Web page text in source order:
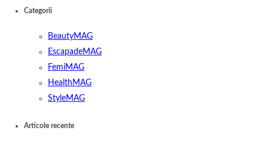
Categorii
BeautyMAG
EscapadeMAG
FemiMAG
HealthMAG
StyleMAG
Articole recente